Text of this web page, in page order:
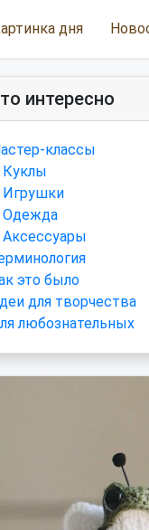
дня
интересно
классы
Куклы
Игрушки
Одежда
Аксессуары
это было
для творчества
любознательных